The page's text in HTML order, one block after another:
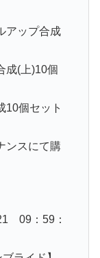
アップ合成
成(上)10個
個セット
ンスにて購
09：59：